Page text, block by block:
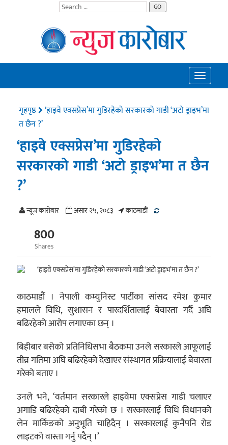
GO
Toggle
गृहपृष्ठ
‘हाइवे एक्सप्रेस’मा गुडिरहेको सरकारको गाडी ‘अटो ड्राइभ’मा
त छैन ?’
‘हाइवे एक्सप्रेस’मा गुडिरहेको
सरकारको गाडी ‘अटो ड्राइभ’मा त छैन
?’
न्यूज काराेबार असार २५, २०८३ काठमाडाैं
800
Shares
काठमाडौं । नेपाली कम्युनिस्ट पार्टीका सांसद रमेश कुमार
हमालले विधि, सुशासन र पारदर्शितालाई बेवास्ता गर्दै अघि
बढिरहेको आरोप लगाएका छन् ।
बिहीबार बसेको प्रतिनिधिसभा बैठकमा उनले सरकारले आफूलाई
तीव्र गतिमा अघि बढिरहेको देखाएर संस्थागत प्रक्रियालाई बेवास्ता
गरेको बताए ।
उनले भने, ‘वर्तमान सरकारले हाइवेमा एक्सप्रेस गाडी चलाएर
अगाडि बढिरहेको दाबी गरेको छ । सरकारलाई विधि विधानको
लेन मार्किङको अनुभूति चाहिदैन् । सरकारलाई कुनैपनि रोड
लाइटको वास्ता गर्नु पदैन् ।’